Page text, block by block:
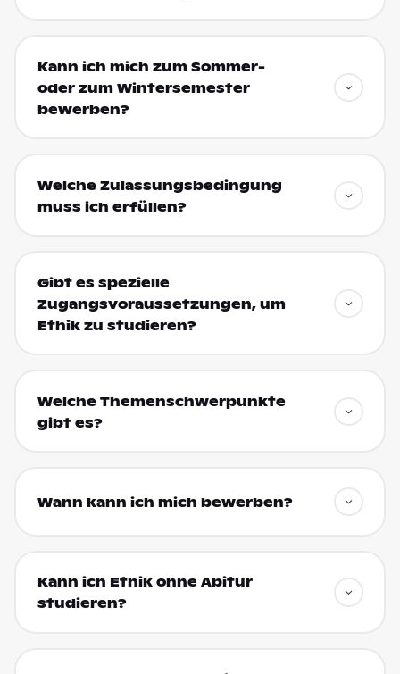
Kann ich mich zum Sommer-
oder zum Wintersemester
bewerben?
Welche Zulassungsbedingung
muss ich erfüllen?
Gibt es spezielle
Zugangsvoraussetzungen, um
Ethik zu studieren?
Welche Themenschwerpunkte
gibt es?
Wann kann ich mich bewerben?
Kann ich Ethik ohne Abitur
studieren?